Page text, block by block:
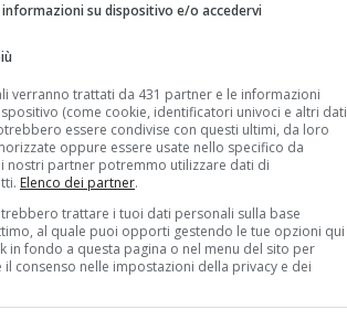
su dispositivo e/o accedervi
verranno trattati da 431 partner e le informazioni
(come cookie, identificatori univoci e altri dati
essere condivise con questi ultimi, da loro
oppure essere usate nello specifico da
nostri partner potremmo utilizzare dati di
Elenco dei partner.
trattare i tuoi dati personali sulla base
al quale puoi opporti gestendo le tue opzioni qui
in fondo a questa pagina o nel menu del sito per
il consenso nelle impostazioni della privacy e dei